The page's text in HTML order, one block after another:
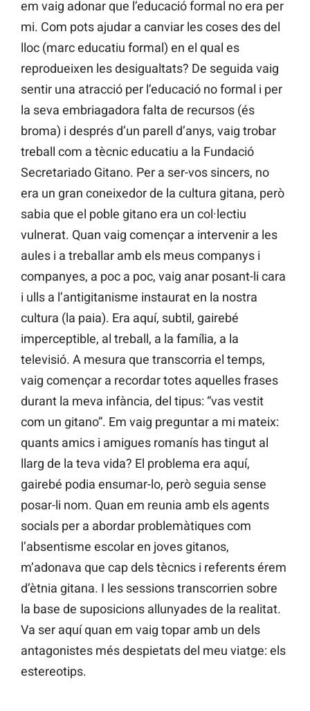
em vaig adonar que l’educació formal no era per
mi. Com pots ajudar a canviar les coses des del
lloc (marc educatiu formal) en el qual es
reprodueixen les desigualtats? De seguida vaig
sentir una atracció per l’educació no formal i per
la seva embriagadora falta de recursos (és
broma) i després d’un parell d’anys, vaig trobar
treball com a tècnic educatiu a la Fundació
Secretariado Gitano. Per a ser-vos sincers, no
era un gran coneixedor de la cultura gitana, però
sabia que el poble gitano era un col·lectiu
vulnerat. Quan vaig començar a intervenir a les
aules i a treballar amb els meus companys i
companyes, a poc a poc, vaig anar posant-li cara
i ulls a l’antigitanisme instaurat en la nostra
cultura (la paia). Era aquí, subtil, gairebé
imperceptible, al treball, a la família, a la
televisió. A mesura que transcorria el temps,
vaig començar a recordar totes aquelles frases
durant la meva infància, del tipus: “vas vestit
com un gitano”. Em vaig preguntar a mi mateix:
quants amics i amigues romanís has tingut al
llarg de la teva vida? El problema era aquí,
gairebé podia ensumar-lo, però seguia sense
posar-li nom. Quan em reunia amb els agents
socials per a abordar problemàtiques com
l’absentisme escolar en joves gitanos,
m’adonava que cap dels tècnics i referents érem
d’ètnia gitana. I les sessions transcorrien sobre
la base de suposicions allunyades de la realitat.
Va ser aquí quan em vaig topar amb un dels
antagonistes més despietats del meu viatge: els
estereotips.